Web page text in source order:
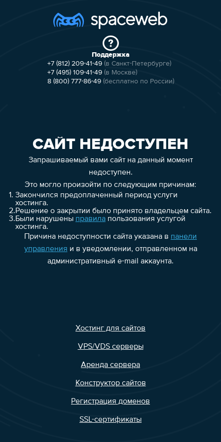
Поддержка
+7 (812) 209-41-49 (в Санкт-Петербурге)
+7 (495) 109-41-49 (в Москве)
8 (800) 777-86-49 (бесплатно по России)
САЙТ НЕДОСТУПЕН
Запрашиваемый вами сайт на данный момент
недоступен.
Это могло произойти по следующим причинам:
1. Закончился предоплаченный период услуги
хостинга.
2.Решение о закрытии было принято владельцем сайта.
3.Были нарушены правилапользования услугой
хостинга.
Причина недоступности сайта указана в панели
управления и в уведомлении, отправленном на
административный e-mail аккаунта.
Хостинг для сайтов
VPS/VDS серверы
Аренда сервера
Конструктор сайтов
Регистрация доменов
SSL-сертификаты